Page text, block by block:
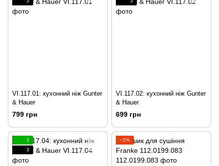
VI.117.01: кухонний ніж Gunter
& Hauer
799 грн
VI.117.02: кухонний ніж Gunter
& Hauer
699 грн
3
3
−2%